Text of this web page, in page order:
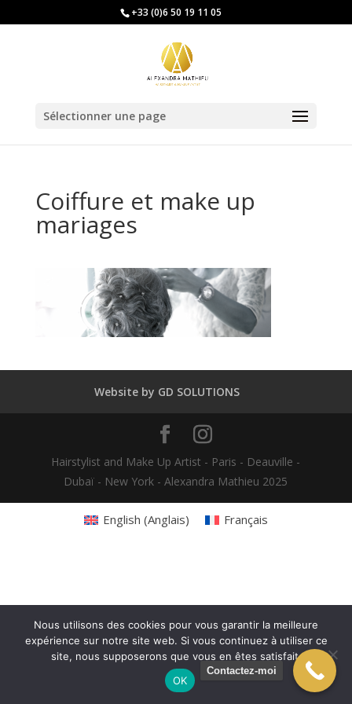
+33 (0)6 50 19 11 05
Sélectionner une page
Coiffure et make up
mariages
Website by GD SOLUTIONS
Hairstylist and Make Up Artist - Paris - Deauville -
Dubaï - New York - Alexandra Mathieu 2025
Contactez-moi
English (Anglais) Français
Nous utilisons des cookies pour vous garantir la meilleure
expérience sur notre site web. Si vous continuez à utiliser ce
site, nous supposerons que vous en êtes satisfait.
OK